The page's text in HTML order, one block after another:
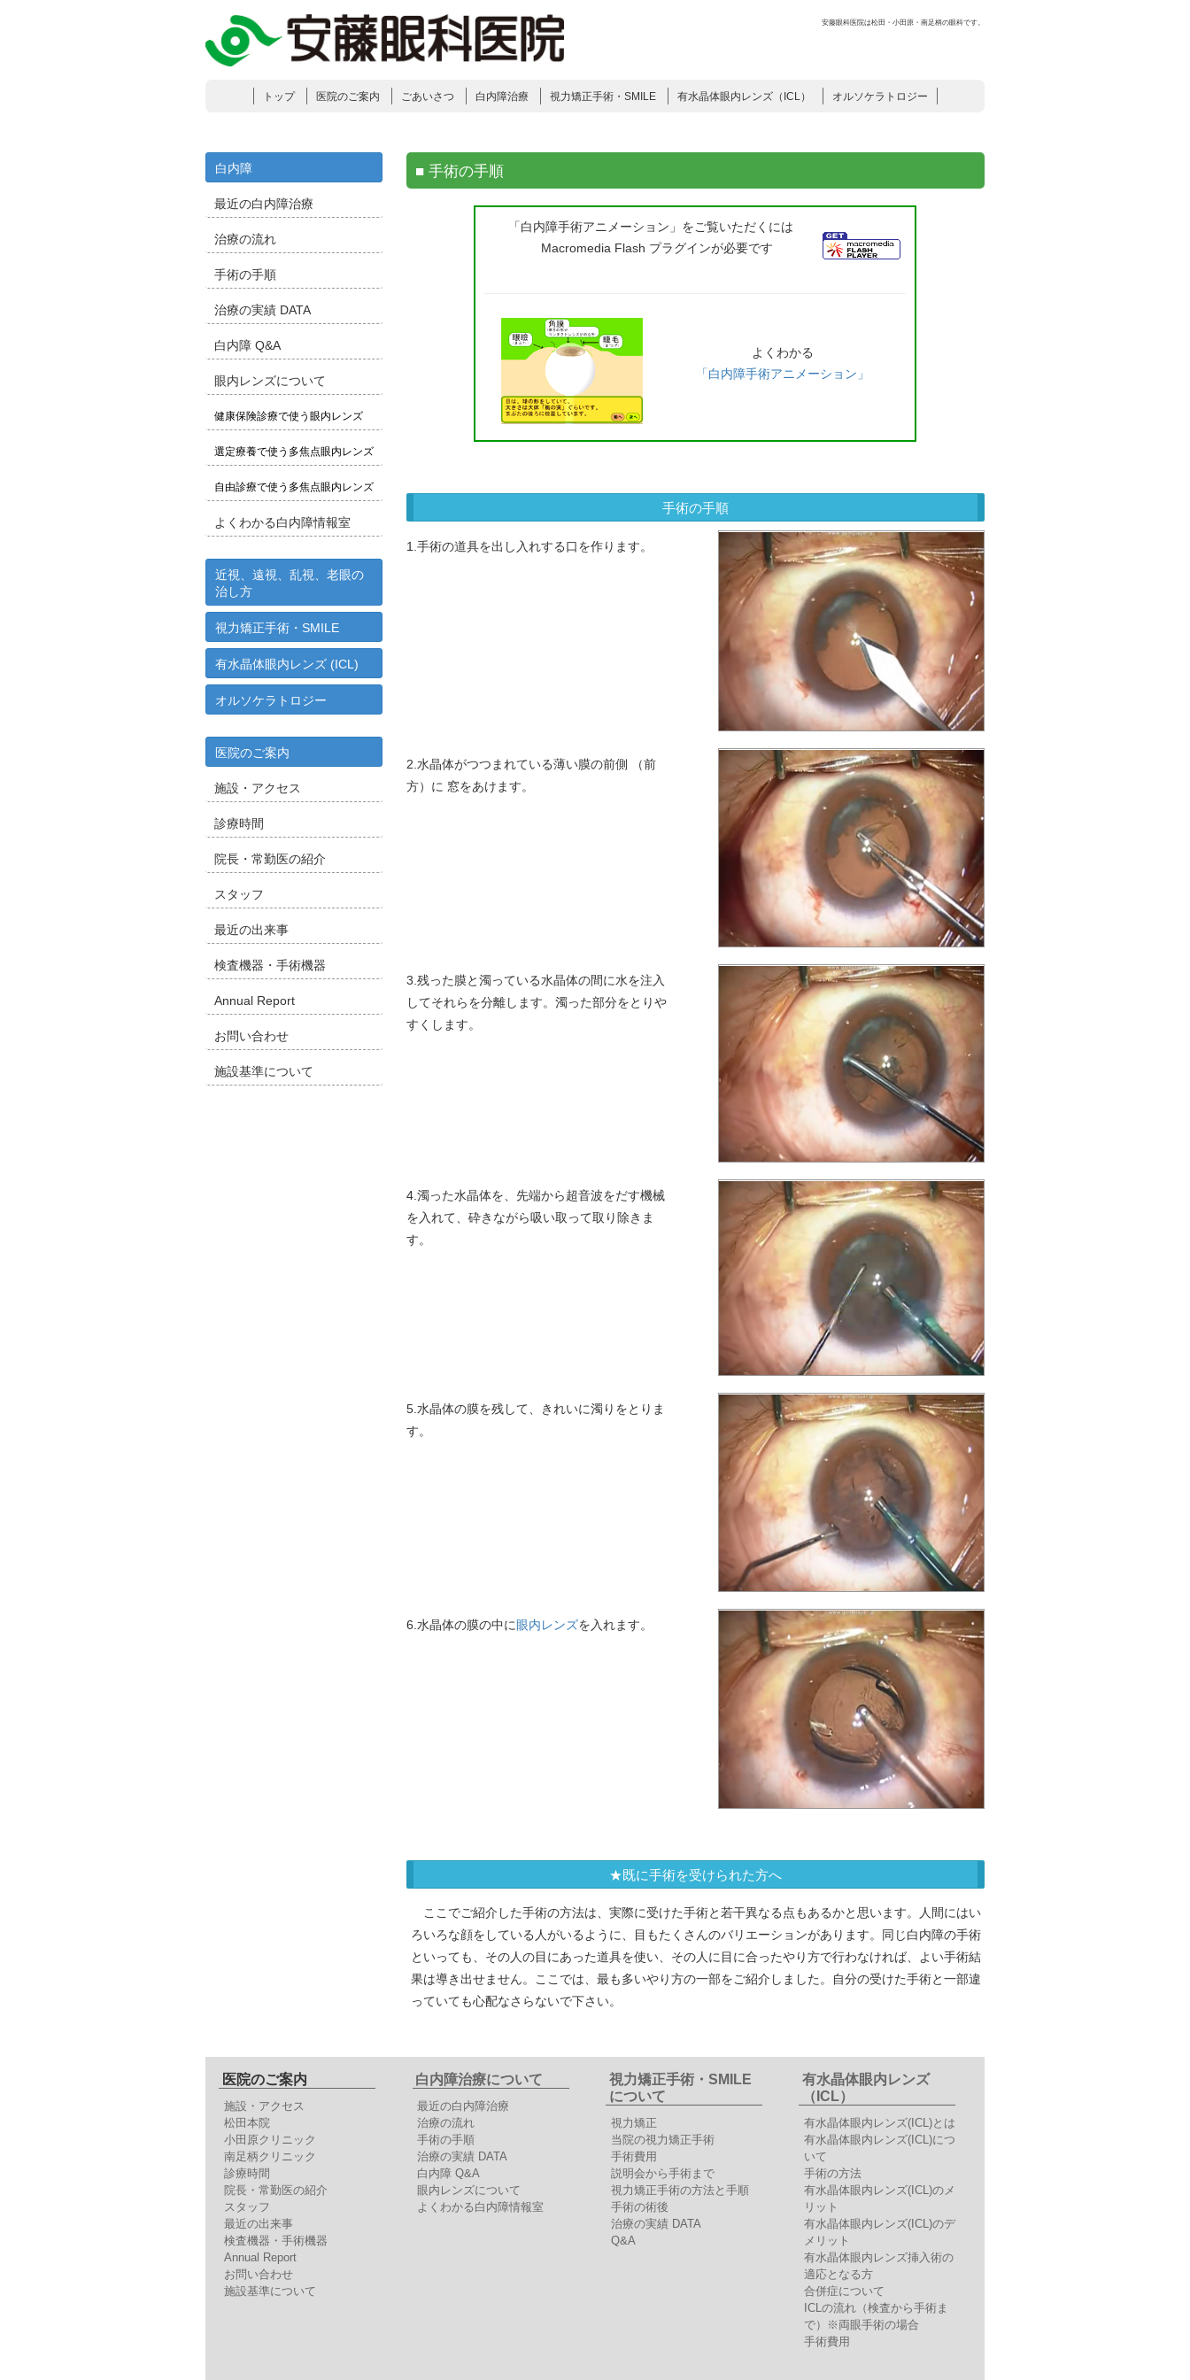
安藤眼科医院は松田・小田原・南足柄の眼科です。
トップ 医院のご案内 ごあいさつ 白内障治療 視力矯正手術・SMILE 有水晶体眼内レンズ（ICL） オルソケラトロジー
白内障
最近の白内障治療
治療の流れ
手術の手順
治療の実績 DATA
白内障 Q&A
眼内レンズについて
健康保険診療で使う眼内レンズ
選定療養で使う多焦点眼内レンズ
自由診療で使う多焦点眼内レンズ
よくわかる白内障情報室
近視、遠視、乱視、老眼の
治し方
視力矯正手術・SMILE
有水晶体眼内レンズ (ICL)
オルソケラトロジー
医院のご案内
施設・アクセス
診療時間
院長・常勤医の紹介
スタッフ
最近の出来事
検査機器・手術機器
Annual Report
お問い合わせ
施設基準について
■ 手術の手順
「白内障手術アニメーション」をご覧いただくには
Macromedia Flash プラグインが必要です
よくわかる
「白内障手術アニメーション」
手術の手順
1.手術の道具を出し入れする口を作ります。
2.水晶体がつつまれている薄い膜の前側 （前
方）に 窓をあけます。
3.残った膜と濁っている水晶体の間に水を注入
してそれらを分離します。濁った部分をとりや
すくします。
4.濁った水晶体を、先端から超音波をだす機械
を入れて、砕きながら吸い取って取り除きま
す。
5.水晶体の膜を残して、きれいに濁りをとりま
す。
6.水晶体の膜の中に眼内レンズを入れます。
★既に手術を受けられた方へ
ここでご紹介した手術の方法は、実際に受けた手術と若干異なる点もあるかと思います。人間にはい
ろいろな顔をしている人がいるように、目もたくさんのバリエーションがあります。同じ白内障の手術
といっても、その人の目にあった道具を使い、その人に目に合ったやり方で行わなければ、よい手術結
果は導き出せません。ここでは、最も多いやり方の一部をご紹介しました。自分の受けた手術と一部違
っていても心配なさらないで下さい。
医院のご案内
施設・アクセス
松田本院
小田原クリニック
南足柄クリニック
診療時間
院長・常勤医の紹介
スタッフ
最近の出来事
検査機器・手術機器
Annual Report
お問い合わせ
施設基準について
白内障治療について
最近の白内障治療
治療の流れ
手術の手順
治療の実績 DATA
白内障 Q&A
眼内レンズについて
よくわかる白内障情報室
視力矯正手術・SMILE
について
視力矯正
当院の視力矯正手術
手術費用
説明会から手術まで
視力矯正手術の方法と手順
手術の術後
治療の実績 DATA
Q&A
有水晶体眼内レンズ
（ICL）
有水晶体眼内レンズ(ICL)とは
有水晶体眼内レンズ(ICL)につ
いて
手術の方法
有水晶体眼内レンズ(ICL)のメ
リット
有水晶体眼内レンズ(ICL)のデ
メリット
有水晶体眼内レンズ挿入術の
適応となる方
合併症について
ICLの流れ（検査から手術ま
で）※両眼手術の場合
手術費用